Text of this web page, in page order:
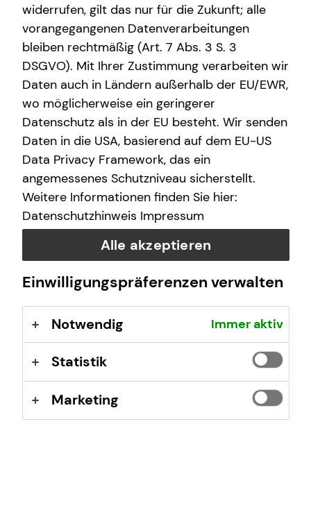
tecis hat es sich zur Aufgabe gemacht, den
nachfolgenden Generationen eine bessere finanzielle
Zukunft zu ermöglichen. Mit höchster Professionalität,
einer hohen Produktvielfalt und einem
anbieterübergreifenden Produktauswahlprozess,
erarbeiten wir passende Lösungen, die so individuell sind
wie du. Zusammen sind wir teamzukunft.
Individuelle Arbeitskraftabsicherung, betriebliche
Altersvorsorge, Investment, private Krankenversicherung,
Immobilienfinanzierung und Kapitalanlageimmobilien –
für jeden Beratungsbereich stehen dir hochqualifizierte
Spezialistinnen und Spezialisten zur Verfügung.
Bitte akzeptieren Sie Marketing Cookies, damit
Sie das Video anschauen können.
Cookie-Einstellungen öffnen
widerrufen, gilt das nur für die Zukunft; alle
vorangegangenen Datenverarbeitungen
bleiben rechtmäßig (Art. 7 Abs. 3 S. 3
DSGVO). Mit Ihrer Zustimmung verarbeiten wir
Daten auch in Ländern außerhalb der EU/EWR,
wo möglicherweise ein geringerer
Datenschutz als in der EU besteht. Wir senden
Daten in die USA, basierend auf dem EU-US
Data Privacy Framework, das ein
angemessenes Schutzniveau sicherstellt.
Weitere Informationen finden Sie hier:
Datenschutzhinweis Impressum
Alle akzeptieren
Einwilligungspräferenzen verwalten
Notwendig Immer aktiv
Statistik
Marketing